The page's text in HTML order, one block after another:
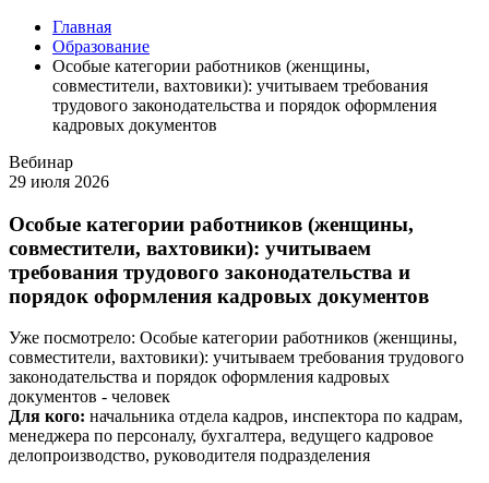
Главная
Образование
Особые категории работников (женщины,
совместители, вахтовики): учитываем требования
трудового законодательства и порядок оформления
кадровых документов
Вебинар
29 июля 2026
Особые категории работников (женщины,
совместители, вахтовики): учитываем
требования трудового законодательства и
порядок оформления кадровых документов
Уже посмотрело: Особые категории работников (женщины,
совместители, вахтовики): учитываем требования трудового
законодательства и порядок оформления кадровых
документов - человек
Для кого: начальника отдела кадров, инспектора по кадрам,
менеджера по персоналу, бухгалтера, ведущего кадровое
делопроизводство, руководителя подразделения